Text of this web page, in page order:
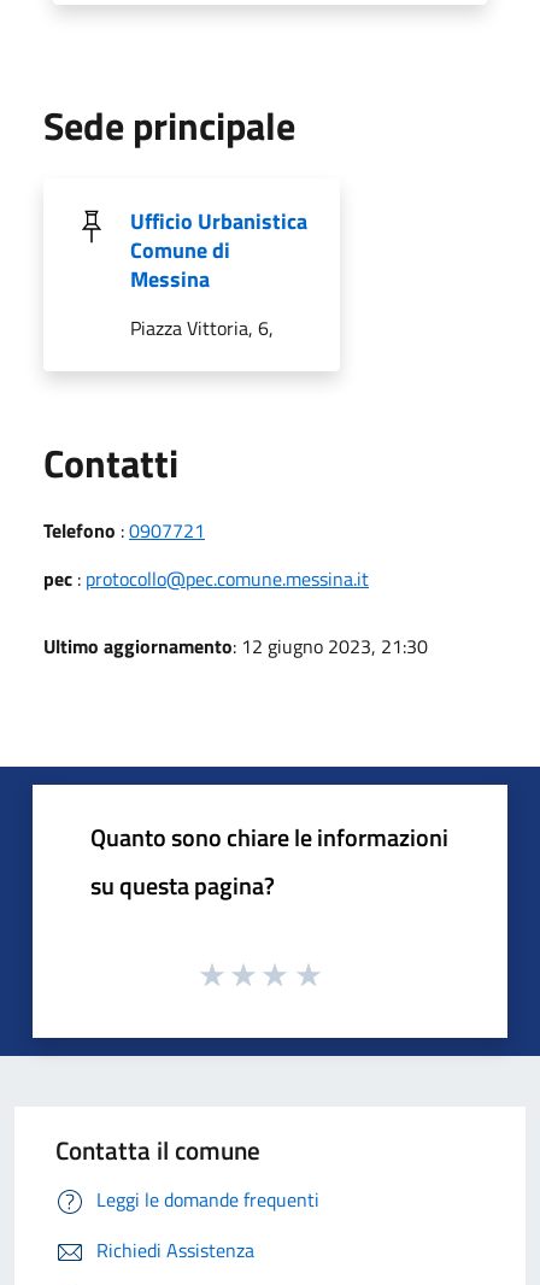
Sede principale
Ufficio Urbanistica
Comune di
Messina
Piazza Vittoria, 6,
Contatti
Telefono :0907721
pec : protocollo@pec.comune.messina.it
Ultimo aggiornamento: 12 giugno 2023, 21:30
Quanto sono chiare le informazioni
su questa pagina?
Contatta il comune
Leggi le domande frequenti
Richiedi Assistenza